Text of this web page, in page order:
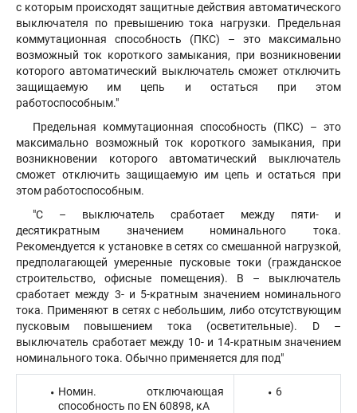
с которым происходят защитные действия автоматического
выключателя по превышению тока нагрузки. Предельная
коммутационная способность (ПКС) – это максимально
возможный ток короткого замыкания, при возникновении
которого автоматический выключатель сможет отключить
защищаемую им цепь и остаться при этом
работоспособным."
Предельная коммутационная способность (ПКС) – это
максимально возможный ток короткого замыкания, при
возникновении которого автоматический выключатель
сможет отключить защищаемую им цепь и остаться при
этом работоспособным.
"С – выключатель сработает между пяти- и
десятикратным значением номинального тока.
Рекомендуется к установке в сетях со смешанной нагрузкой,
предполагающей умеренные пусковые токи (гражданское
строительство, офисные помещения). В – выключатель
сработает между 3- и 5-кратным значением номинального
тока. Применяют в сетях с небольшим, либо отсутствующим
пусковым повышением тока (осветительные). D –
выключатель сработает между 10- и 14-кратным значением
номинального тока. Обычно применяется для под"
Номин. отключающая
способность по EN 60898, кА
6